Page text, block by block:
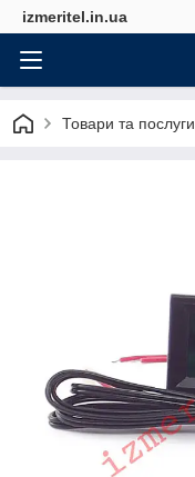
izmeritel.in.ua
Товари та послуги